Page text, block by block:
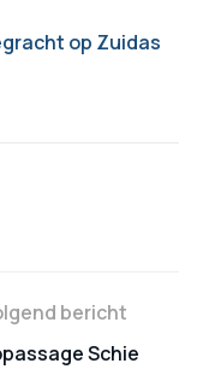
op Zuidas
bericht
Schie